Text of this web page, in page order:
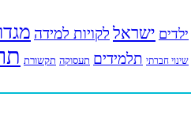
ילדים ישראל לקויות למידה
שינוי חברתי תלמידים תעסוקה תקשורת